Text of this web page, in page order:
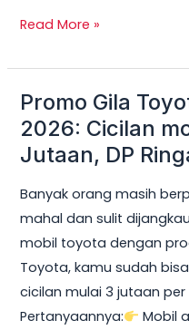
+
2026!
Read More »
Promo Gila
2026: Cicilan
Jutaan, DP
Banyak orang masih
mahal dan sulit
mobil toyota dengan
Toyota, kamu sudah
cicilan mulai 3 jutaan
Pertanyaannya:
Mobil
Promo
Gila
Toyota
2026:
Cicilan
mobil
toyota
Mulai
3